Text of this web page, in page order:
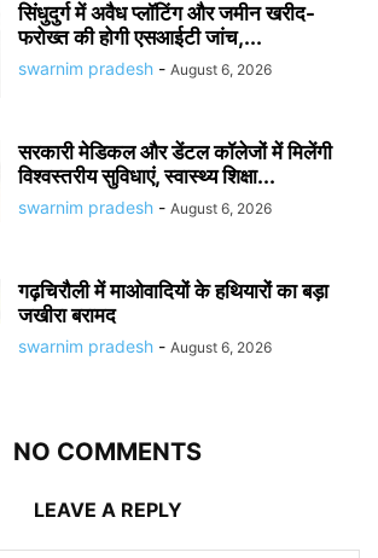
सिंधुदुर्ग में अवैध प्लॉटिंग और जमीन खरीद-
फरोख्त की होगी एसआईटी जांच,...
swarnim pradesh - August 6, 2026
सरकारी मेडिकल और डेंटल कॉलेजों में मिलेंगी
विश्वस्तरीय सुविधाएं, स्वास्थ्य शिक्षा...
swarnim pradesh - August 6, 2026
गढ़चिरौली में माओवादियों के हथियारों का बड़ा
जखीरा बरामद
swarnim pradesh - August 6, 2026
NO COMMENTS
LEAVE A REPLY